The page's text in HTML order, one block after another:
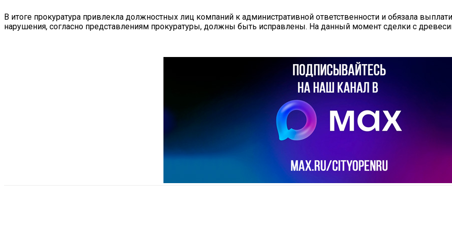
В итоге прокуратура привлекла должностных лиц компаний к административной ответственности и обязала
нарушения, согласно представлениям прокуратуры, должны быть исправлены. На данный момент сделки с